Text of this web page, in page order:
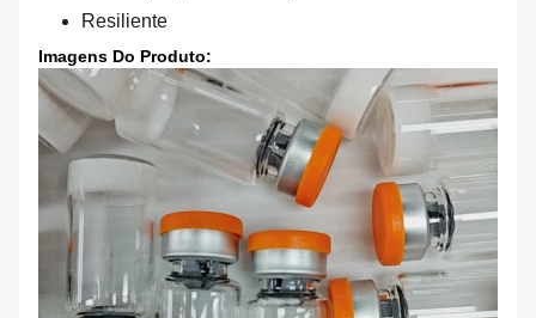
Resiliente
Imagens Do Produto: